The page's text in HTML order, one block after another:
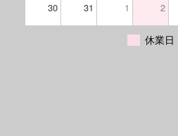
30
31 1 2
休業日